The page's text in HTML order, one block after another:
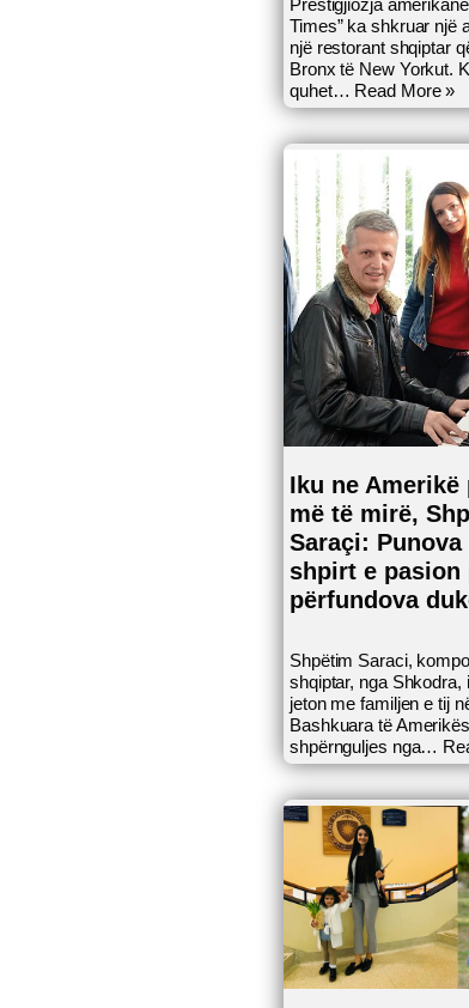
Prestigjiozja
Times” ka shkruar një
një restorant shqiptar
Bronx të New Yorkut.
quhet… Read More »
Iku ne Amerikë
më të mirë,
Saraçi:
shpirt e pasion
përfundova
Shpëtim Saraci,
shqiptar, nga Shkodra,
jeton me familjen e tij
Bashkuara të
shpërnguljes nga…